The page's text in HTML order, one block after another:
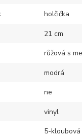
holčička
21 cm
růžová s
modrá
ne
vinyl
5-kloubová